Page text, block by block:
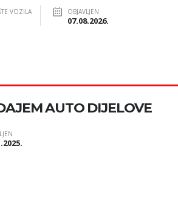
VOZILA OBJAVLJEN
07.08.2026.
AUTO DIJELOVE